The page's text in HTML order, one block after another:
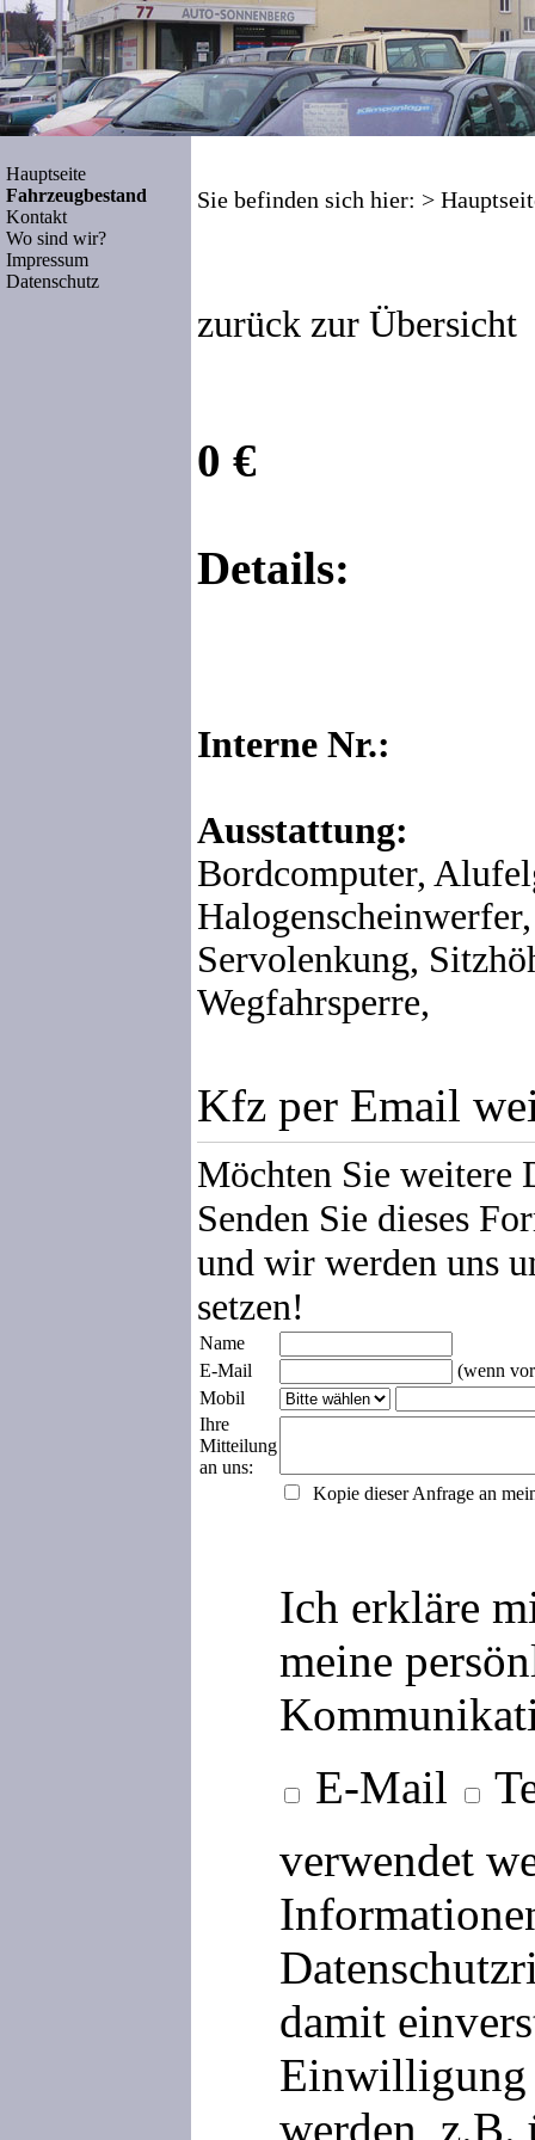
Hauptseite
Fahrzeugbestand
Kontakt
Wo sind wir?
Impressum
Datenschutz
Sie befinden sich hier: >
zurück zur Übersicht
0 €
Details:
Interne Nr.:
Ausstattung:
Bordcomputer,
Servolenkung,
Wegfahrsperre,
Kfz per Email
Möchten Sie weitere
Senden Sie dieses
und wir werden uns
setzen!
Name
E-Mail
(wenn
Mobil
Ihre
Mitteilung
an uns:
Kopie dieser Anfrage an
Ich erkläre
meine
E-Mail
verwendet
damit
Einwilligung
werden,